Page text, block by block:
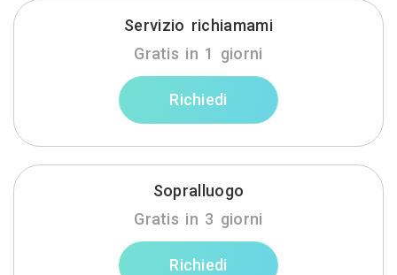
Servizio richiamami
Gratis in 1 giorni
Richiedi
Sopralluogo
Gratis in 3 giorni
Richiedi